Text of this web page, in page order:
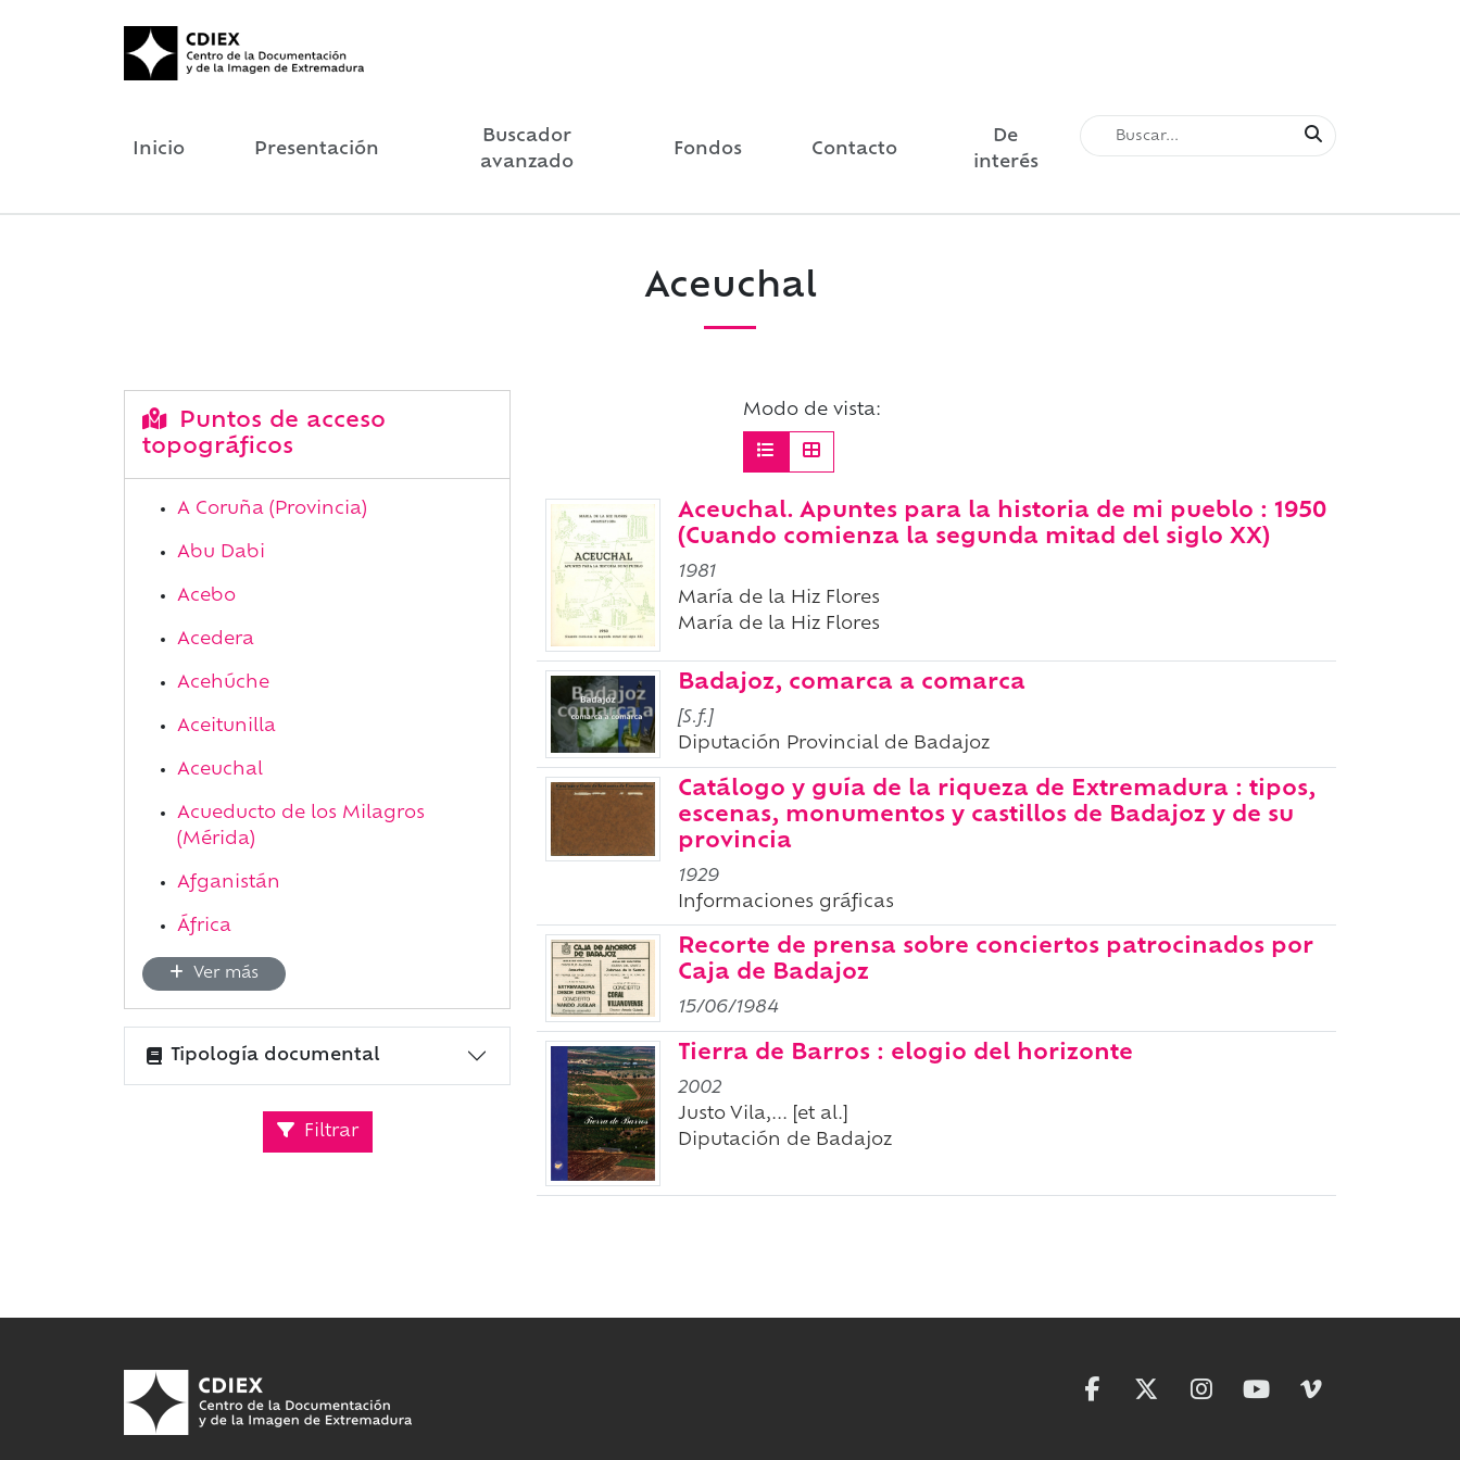
Inicio Presentación
Buscador
avanzado
Fondos Contacto
De
interés
Aceuchal
Puntos de acceso
topográficos
A Coruña (Provincia)
Abu Dabi
Acebo
Acedera
Acehúche
Aceitunilla
Aceuchal
Acueducto de los Milagros
(Mérida)
Afganistán
África
Ver más
Tipología documental
Filtrar
Modo de vista:
Aceuchal. Apuntes para la historia de mi pueblo : 1950
(Cuando comienza la segunda mitad del siglo XX)
1981
María de la Hiz Flores
María de la Hiz Flores
Badajoz, comarca a comarca
[S.f.]
Diputación Provincial de Badajoz
Catálogo y guía de la riqueza de Extremadura : tipos,
escenas, monumentos y castillos de Badajoz y de su
provincia
1929
Informaciones gráficas
Recorte de prensa sobre conciertos patrocinados por
Caja de Badajoz
15/06/1984
Tierra de Barros : elogio del horizonte
2002
Justo Vila,... [et al.]
Diputación de Badajoz